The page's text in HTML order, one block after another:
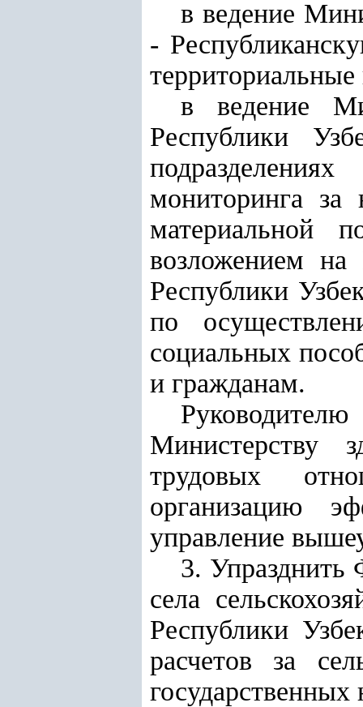
в ведение
-
территориальные
в ведение
Республики
мониторинга за
материальной
возложением
Республики
по
социальных
и гражданам.
Министерству
трудовых
организацию
управление
3. Упразднить
села
Республики
расчетов за